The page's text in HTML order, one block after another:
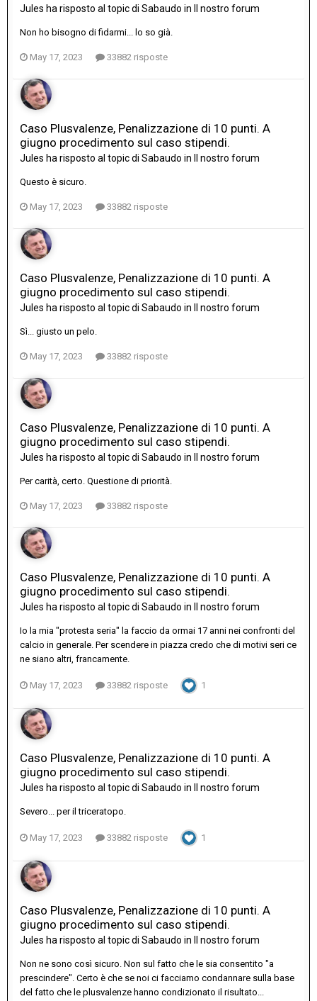
Jules ha risposto al topic di Sabaudo in Il nostro forum
Non ho bisogno di fidarmi... lo so già.
May 17, 2023 33882 risposte
Caso Plusvalenze, Penalizzazione di 10 punti. A
giugno procedimento sul caso stipendi.
Jules ha risposto al topic di Sabaudo in Il nostro forum
Questo è sicuro.
May 17, 2023 33882 risposte
Caso Plusvalenze, Penalizzazione di 10 punti. A
giugno procedimento sul caso stipendi.
Jules ha risposto al topic di Sabaudo in Il nostro forum
Sì... giusto un pelo.
May 17, 2023 33882 risposte
Caso Plusvalenze, Penalizzazione di 10 punti. A
giugno procedimento sul caso stipendi.
Jules ha risposto al topic di Sabaudo in Il nostro forum
Per carità, certo. Questione di priorità.
May 17, 2023 33882 risposte
Caso Plusvalenze, Penalizzazione di 10 punti. A
giugno procedimento sul caso stipendi.
Jules ha risposto al topic di Sabaudo in Il nostro forum
Io la mia "protesta seria" la faccio da ormai 17 anni nei confronti del
calcio in generale. Per scendere in piazza credo che di motivi seri ce
ne siano altri, francamente.
May 17, 2023 33882 risposte 1
Caso Plusvalenze, Penalizzazione di 10 punti. A
giugno procedimento sul caso stipendi.
Jules ha risposto al topic di Sabaudo in Il nostro forum
Severo... per il triceratopo.
May 17, 2023 33882 risposte 1
Caso Plusvalenze, Penalizzazione di 10 punti. A
giugno procedimento sul caso stipendi.
Jules ha risposto al topic di Sabaudo in Il nostro forum
Non ne sono così sicuro. Non sul fatto che le sia consentito "a
prescindere". Certo è che se noi ci facciamo condannare sulla base
del fatto che le plusvalenze hanno condizionato il risultato...